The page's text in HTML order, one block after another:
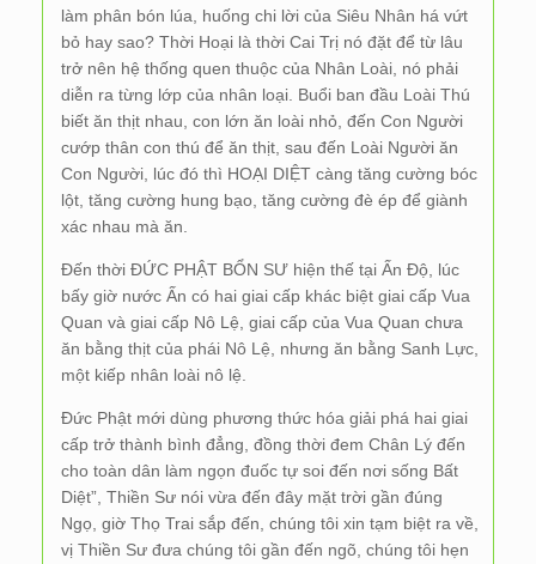
làm phân bón lúa, huống chi lời của Siêu Nhân há vứt
bỏ hay sao? Thời Hoại là thời Cai Trị nó đặt để từ lâu
trở nên hệ thống quen thuộc của Nhân Loài, nó phải
diễn ra từng lớp của nhân loại. Buổi ban đầu Loài Thú
biết ăn thịt nhau, con lớn ăn loài nhỏ, đến Con Người
cướp thân con thú để ăn thịt, sau đến Loài Người ăn
Con Người, lúc đó thì HOẠI DIỆT càng tăng cường bóc
lột, tăng cường hung bạo, tăng cường đè ép để giành
xác nhau mà ăn.
Đến thời ĐỨC PHẬT BỔN SƯ hiện thế tại Ấn Độ, lúc
bấy giờ nước Ấn có hai giai cấp khác biệt giai cấp Vua
Quan và giai cấp Nô Lệ, giai cấp của Vua Quan chưa
ăn bằng thịt của phái Nô Lệ, nhưng ăn bằng Sanh Lực,
một kiếp nhân loài nô lệ.
Đức Phật mới dùng phương thức hóa giải phá hai giai
cấp trở thành bình đẳng, đồng thời đem Chân Lý đến
cho toàn dân làm ngọn đuốc tự soi đến nơi sống Bất
Diệt”, Thiền Sư nói vừa đến đây mặt trời gần đúng
Ngọ, giờ Thọ Trai sắp đến, chúng tôi xin tạm biệt ra về,
vị Thiền Sư đưa chúng tôi gần đến ngõ, chúng tôi hẹn